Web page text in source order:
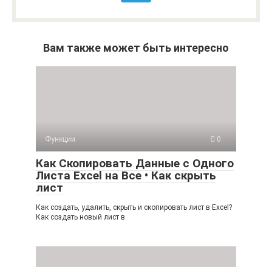
Вам также может быть интересно
Функции 0
Как Скопировать Данные с Одного
Листа Excel на Все • Как скрыть
лист
Как создать, удалить, скрыть и скопировать лист в Excel?
Как создать новый лист в